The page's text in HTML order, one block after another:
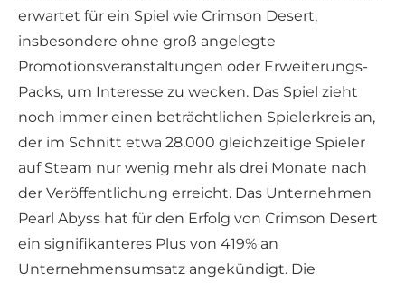
erwartet für ein Spiel wie Crimson Desert,
insbesondere ohne groß angelegte
Promotionsveranstaltungen oder Erweiterungs-
Packs, um Interesse zu wecken. Das Spiel zieht
noch immer einen beträchtlichen Spielerkreis an,
der im Schnitt etwa 28.000 gleichzeitige Spieler
auf Steam nur wenig mehr als drei Monate nach
der Veröffentlichung erreicht. Das Unternehmen
Pearl Abyss hat für den Erfolg von Crimson Desert
ein signifikanteres Plus von 419% an
Unternehmensumsatz angekündigt. Die